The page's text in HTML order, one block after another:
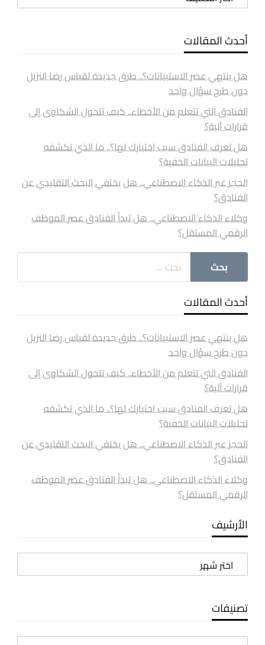
أحدث المقالات
هل ينتهي عصر الاستبيانات؟.. طرق جديدة لقياس رضا النزيل
دون طرح سؤال واحد
الفنادق التي تتعلم من الأخطاء.. كيف تتحول الشكاوى إلى
قرارات آلية؟
هل تعرف الفنادق سبب اختيارك لها؟.. ما الذي تكشفه
تحليلات البيانات الخفية؟
الحجز عبر الذكاء الاصطناعي.. هل يختفي البحث التقليدي عن
الفنادق؟
وكلاء الذكاء الاصطناعي.. هل تبدأ الفنادق عصر الموظف
الرقمي المستقل؟
أحدث المقالات
هل ينتهي عصر الاستبيانات؟.. طرق جديدة لقياس رضا النزيل
دون طرح سؤال واحد
الفنادق التي تتعلم من الأخطاء.. كيف تتحول الشكاوى إلى
قرارات آلية؟
هل تعرف الفنادق سبب اختيارك لها؟.. ما الذي تكشفه
تحليلات البيانات الخفية؟
الحجز عبر الذكاء الاصطناعي.. هل يختفي البحث التقليدي عن
الفنادق؟
وكلاء الذكاء الاصطناعي.. هل تبدأ الفنادق عصر الموظف
الرقمي المستقل؟
الأرشيف
الأرشيف
تصنيفات